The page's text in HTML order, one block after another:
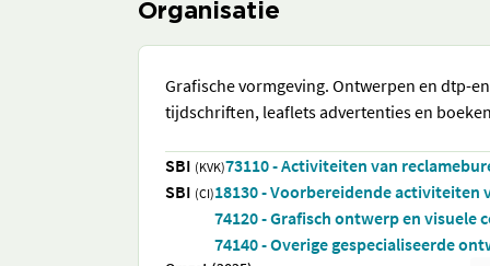
Organisatie
Grafische vormgeving. Ontwerpen en dtp-
tijdschriften, leaflets advertenties en
SBI (KVK)73110 - Activiteiten van
SBI (CI)18130 - Voorbereidende
74120 - Grafisch ontwerp en visuele
74140 - Overige gespecialiseerde